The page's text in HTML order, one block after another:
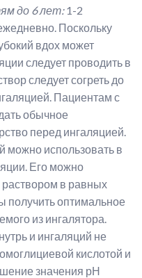
до 6 лет:1-2
Поскольку
вдох может
следует проводить в
следует согреть до
Пациентам с
обычное
перед ингаляцией.
можно использовать в
Его можно
в равных
получить оптимальное
из ингалятора.
и ингаляций не
кислотой и
значения рН